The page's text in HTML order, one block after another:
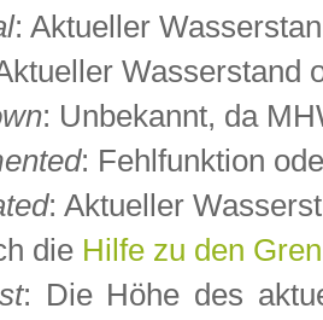
: Aktueller
Wasserstand
: Unbekannt, da
: Fehlfunktion
: Aktueller
die Hilfe zu den
: Die Höhe des